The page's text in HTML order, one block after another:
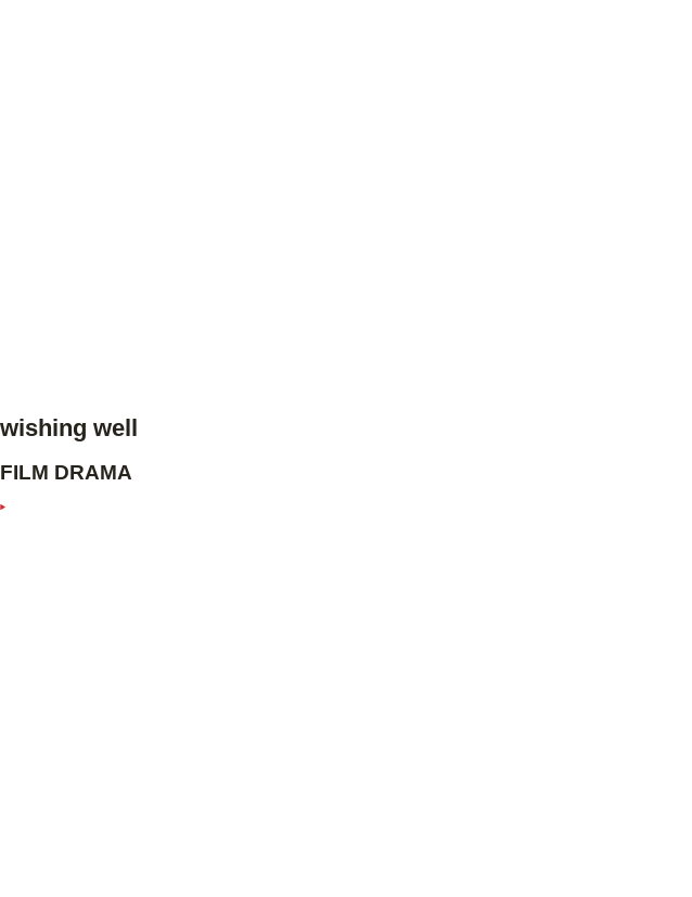
wishing well
FILM DRAMA